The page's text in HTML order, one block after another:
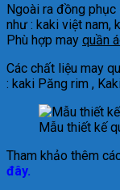
Ngoài ra đồng
như : kaki việt nam,
Phù hợp may quần
Các chất liệu may
: kaki Păng rim ,
Mẫu thiết kế
Tham khảo thêm
đây.